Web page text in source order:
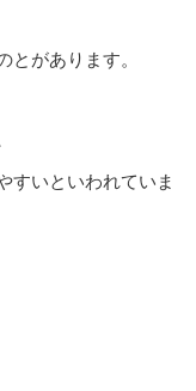
とがあります。
すいといわれていま